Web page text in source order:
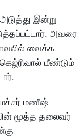
இன்று
அவரை
வைக்க
கெஜ்ரிவால் மீண்டும்
மணீஷ்
மூத்த தலைவர்